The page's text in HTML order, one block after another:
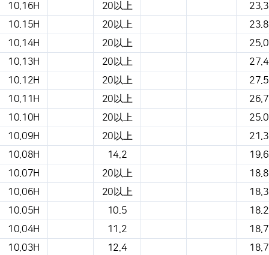
10.16H
20以上
23.3
10.15H
20以上
23.8
10.14H
20以上
25.0
10.13H
20以上
27.4
10.12H
20以上
27.5
10.11H
20以上
26.7
10.10H
20以上
25.0
10.09H
20以上
21.3
10.08H
14.2
19.6
10.07H
20以上
18.8
10.06H
20以上
18.3
10.05H
10.5
18.2
10.04H
11.2
18.7
10.03H
12.4 18.7